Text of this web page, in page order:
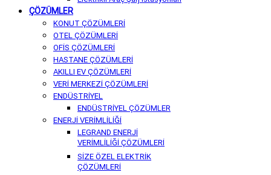
ÇÖZÜMLER
KONUT ÇÖZÜMLERİ
OTEL ÇÖZÜMLERİ
OFİS ÇÖZÜMLERİ
HASTANE ÇÖZÜMLERİ
AKILLI EV ÇÖZÜMLERİ
VERİ MERKEZİ ÇÖZÜMLERİ
ENDÜSTRİYEL
ENDÜSTRİYEL ÇÖZÜMLER
ENERJİ VERİMLİLİĞİ
LEGRAND ENERJİ
VERİMLİLİĞİ ÇÖZÜMLERİ
SİZE ÖZEL ELEKTRİK
ÇÖZÜMLERİ